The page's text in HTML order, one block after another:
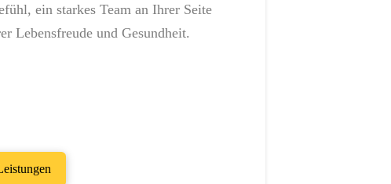
ein starkes Team an Ihrer Seite
Lebensfreude und Gesundheit.